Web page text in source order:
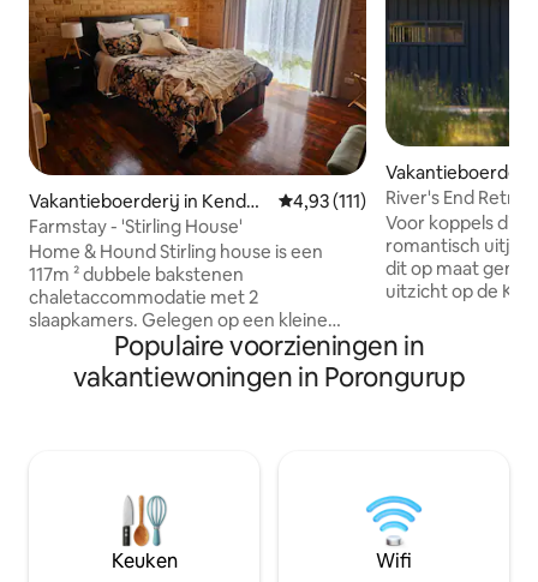
Vakantieboerderij in Kenden
up
Gemiddelde beoordeling van
4,93 (111)
Farmstay - 'Stirling House'
Home & Hound Stirling house is een
117m ² dubbele bakstenen
chaletaccommodatie met 2
slaapkamers. Gelegen op een kleine
boerderij met de mogelijkheid om de
eitjes van de kippen te verzamelen en
met drie eenpersoonsbedden. Een
gecombineerde badkamer en
wasserette met wasmachine, en een
volledig zelfstandige keuken.
Vakantieboerderij
River's End
Voor koppels die
romantisch uitje. Ontspan en ontspan in
dit op maat
uitzicht op de Kalgan-
boerderij.
grazen de
bezoek krijgen
lokale wijn naast het
wandelpaden, rivieren en
en ontdek alles
regio te bieden
Populaire voorzieningen in
vakantiewoningen in Porongurup
Keuken Wifi